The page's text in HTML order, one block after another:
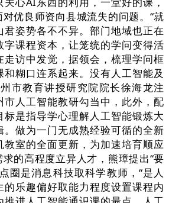
优良师资向县城流失的问题。“就
姿势各不不异。部门地域也正在
课程资本，让笼统的学问变得活
访中发觉，据领会，梳理学问框
糊口连系起来。没有人工智能及
市教育讲授研究院院长徐海龙注
人工智能教研勾当中，此外，配
是指导学心理解人工智能锻炼大
做为一门无成熟经验可循的全新
室的全面更新，为加速培育顺应
的高程度立异人才，熊璋提出“要
圈是消息科技取科学教师，“是人
的乐趣偏好取能力程度设置课程内